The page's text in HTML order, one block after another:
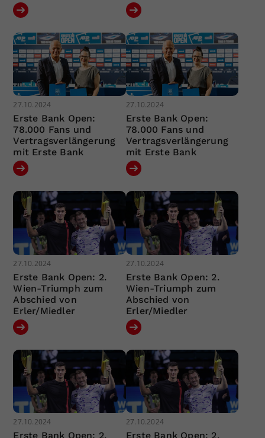
27.10.2024
Erste Bank Open:
78.000 Fans und
Vertragsverlängerung
mit Erste Bank
27.10.2024
Erste Bank Open:
78.000 Fans und
Vertragsverlängerung
mit Erste Bank
27.10.2024
Erste Bank Open: 2.
Wien-Triumph zum
Abschied von
Erler/Miedler
27.10.2024
Erste Bank Open: 2.
Wien-Triumph zum
Abschied von
Erler/Miedler
27.10.2024
Erste Bank Open: 2.
27.10.2024
Erste Bank Open: 2.